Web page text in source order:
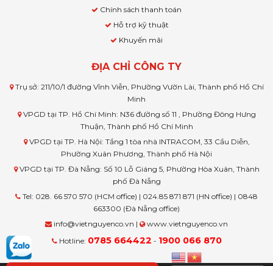
Chính sách thanh toán
Hỗ trợ kỹ thuật
Khuyến mãi
ĐỊA CHỈ CÔNG TY
Trụ sở: 211/10/1 đường Vĩnh Viễn, Phường Vườn Lài, Thành phố Hồ Chí
Minh
VPGD tại TP. Hồ Chí Minh: N36 đường số 11 , Phường Đông Hưng
Thuận, Thành phố Hồ Chí Minh
VPGD tại TP. Hà Nội: Tầng 1 tòa nhà INTRACOM, 33 Cầu Diễn,
Phường Xuân Phương, Thành phố Hà Nội
VPGD tại TP. Đà Nẵng: Số 10 Lỗ Giáng 5, Phường Hòa Xuân, Thành
phố Đà Nẵng
Tel: 028. 66 570 570 (HCM office) | 024.85 871 871 (HN office) | 0848
663300 (Đà Nẵng office)
info@vietnguyenco.vn |
www.vietnguyenco.vn
Hotline: 0785 664422 - 1900 066 870